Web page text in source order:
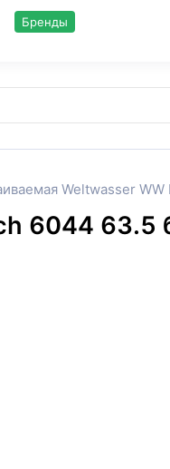
Бренды
Weltwasser
6044